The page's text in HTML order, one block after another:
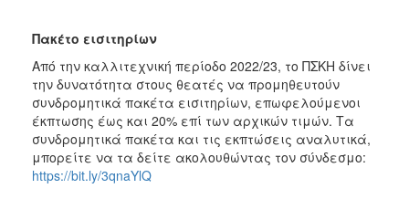
Πακέτο εισιτηρίων
Από την καλλιτεχνική περίοδο 2022/23, το ΠΣΚΗ δίνει
την δυνατότητα στους θεατές να προμηθευτούν
συνδρομητικά πακέτα εισιτηρίων, επωφελούμενοι
έκπτωσης έως και 20% επί των αρχικών τιμών. Τα
συνδρομητικά πακέτα και τις εκπτώσεις αναλυτικά,
μπορείτε να τα δείτε ακολουθώντας τον σύνδεσμο:
https://bit.ly/3qnaYlQ